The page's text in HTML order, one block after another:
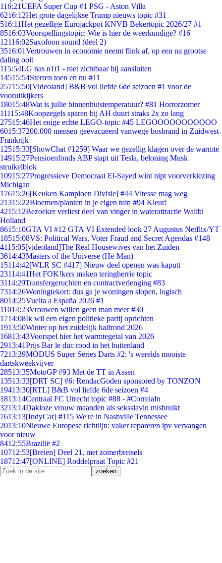
116:21UEFA Super Cup #1 PSG - Aston Villa
6216:12Het grote dagelijkse Trump nieuws topic #31
516:11Het gezellige Eurojackpot KNVB Bekertopic 2026/27 #1
8516:03Voorspellingstopic: Wie is hier de weerkundige? #16
12116:02Saxofoon sound (deel 2)
3516:01Vertrouwen in economie neemt flink af, op een na grootse
daling ooit
115:54LG nas n1t1 - niet zichtbaar bij aansluiten
14515:54Sterren toen en nu #11
25715:50[Videoland] B&B vol liefde 6de seizoen #1 voor de
vooruitkijkers
18015:48Wat is jullie binnenhuistemperatuur? #81 Horrorzomer
11115:48Koopzegels sparen bij AH duurt straks 2x zo lang
27515:46Het enige echte LEGO-topic #45 LEGOOOOOOOOOOO
6015:37200.000 mensen geëvacueerd vanwege bosbrand in Zuidwest-
Frankrijk
12515:33[ShowChat #1259] Waar we gezellig klagen over de warmte
14915:27Pensioenfonds ABP stapt uit Tesla, beloning Musk
struikelblok
10915:27Progressieve Democraat El-Sayed wint nipt voorverkiezing
Michigan
17615:26[Keuken Kampioen Divisie] #44 Vitesse mag weg
21315:22Bloemen/planten in je eigen tuin #94 Kleur!
4215:12Bezoeker verliest deel van vinger in waterattractie Walibi
Holland
8615:10GTA VI #12 GTA VI Extended look 27 Augustus Netflix/YT
18515:08VS: Political Wars, Voter Fraud and Secret Agendas #148
4115:05[videoland]The Real Housewives van het Zuiden
3614:43Masters of the Universe (He-Man)
15114:42[WLR SC #417] Nieuw deel openen was kaputt
23114:41Het FOK!kers maken teringherrie topic
3114:29Transfergeruchten en contractverlenging #83
7314:26Woningtekort: dus ga je woningen slopen, logisch
8014:25Vuelta a España 2026 #1
11014:23Vrouwen willen geen man meer #30
1714:08Ik wil een eigen politieke partij oprichten
1913:50Winter op het zuidelijk halfrond 2026
16813:43Voorspel hier het warmtegetal van 2026
2913:41Prijs Bar le duc rood in het buitenland
7213:39MODUS Super Series Darts #2: 's werelds mooiste
dartskweekvijver
28513:35MotoGP #93 Met de TT in Assen
13513:33[DRT SC] #6: RendacGoden sponsored by TONZON
19413:30[RTL] B&B vol liefde 6de seizoen #4
1813:14Centraal FC Utrecht topic #88 - #CorreiaIn
3213:14Dakloze vrouw maanden als seksslavin misbruikt
7613:13[IndyCar] #115 We're in Nashville Tennessee
2013:10Nieuwe Europese richtlijn: vaker repareren ipv vervangen
voor nieuw
8412:55Brazilië #2
10712:53[Breien] Deel 21, met zomerbreisels
18712:47[ONLINE] Roddelpraat Topic #21